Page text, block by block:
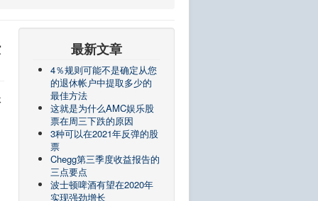
最新文章
4％规则可能不是确定从您
的退休帐户中提取多少的
最佳方法
这就是为什么AMC娱乐股
票在周三下跌的原因
3种可以在2021年反弹的股
票
Chegg第三季度收益报告的
三点要点
波士顿啤酒有望在2020年
实现强劲增长